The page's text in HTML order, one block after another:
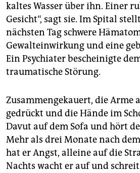
kaltes Wasser über ihn. Einer
Gesicht“, sagt sie. Im Spital
nächsten Tag schwere
Gewalteinwirkung und eine
Ein Psychiater bescheinigte
traumatische Störung.
Zusammengekauert, die Arme
gedrückt und die Hände im
Davut auf dem Sofa und hört
Mehr als drei Monate nach
hat er Angst, alleine auf die
Nachts wacht er auf und